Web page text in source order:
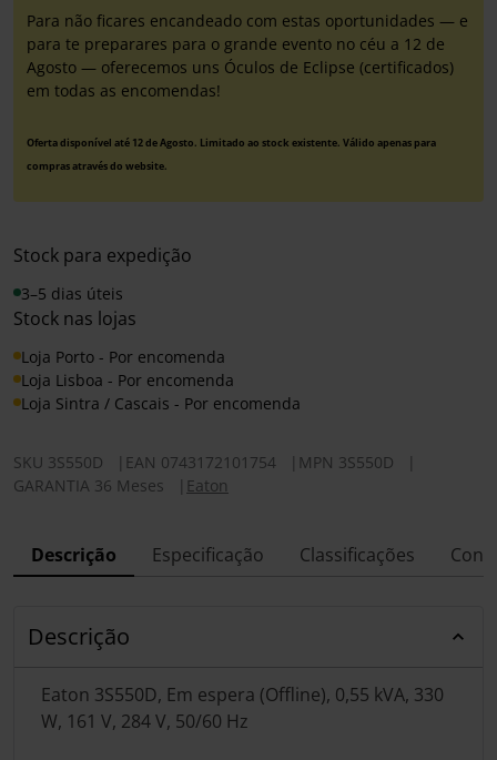
Para não ficares encandeado com estas oportunidades — e
para te preparares para o grande evento no céu a 12 de
Agosto — oferecemos uns Óculos de Eclipse (certificados)
em todas as encomendas!
Oferta disponível até 12 de Agosto. Limitado ao stock existente. Válido apenas para
compras através do website.
Stock para expedição
3–5 dias úteis
Stock nas lojas
Loja Porto - Por encomenda
Loja Lisboa - Por encomenda
Loja Sintra / Cascais - Por encomenda
SKU 3S550D EAN 0743172101754 MPN 3S550D
GARANTIA 36 Meses
Eaton
Descrição Especificação Classificações
Descrição
Eaton 3S550D, Em espera (Offline), 0,55 kVA, 330
W, 161 V, 284 V, 50/60 Hz